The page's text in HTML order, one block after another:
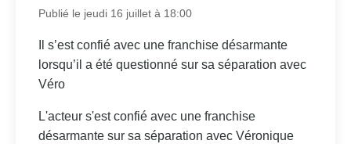
Publié le jeudi 16 juillet à 18:00
Il s’est confié avec une franchise désarmante
lorsqu’il a été questionné sur sa séparation avec
Véro
L'acteur s'est confié avec une franchise
désarmante sur sa séparation avec Véronique